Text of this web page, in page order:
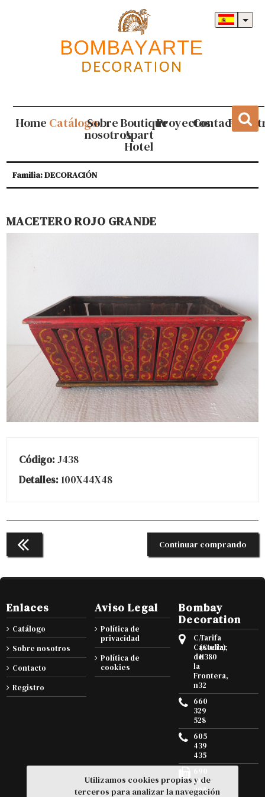
Home CatálogoSobre
nosotros
Boutique
Apart
Hotel
ProyectosContacto
Familia: DECORACIÓN
MACETERO ROJO GRANDE
Código: J438
Detalles: 100X44X48
Continuar comprando
Enlaces
Catálogo
Sobre nosotros
Contacto
Registro
Aviso Legal
Política de
privacidad
Política de
cookies
Bombay
Decoration
C/
Castellar
de
la
Frontera,
n32
Tarifa
(Cadiz),
11380
660
329
528
605
439
435
105
295
Utilizamos cookies propias y de
terceros para analizar la navegación